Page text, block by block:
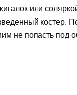
или
костер.
не попасть под